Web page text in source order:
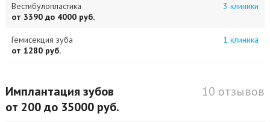
Вестибулопластика
3 клиники
от 3390 до 4000 руб.
Гемисекция зуба
1 клиника
от 1280 руб.
Имплантация зубов
10 отзывов
от 200 до 35000 руб.